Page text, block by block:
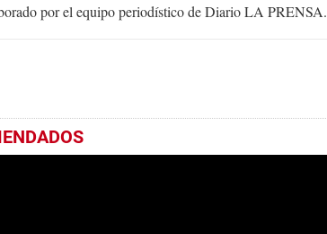
por el equipo periodístico de Diario LA PRENSA.